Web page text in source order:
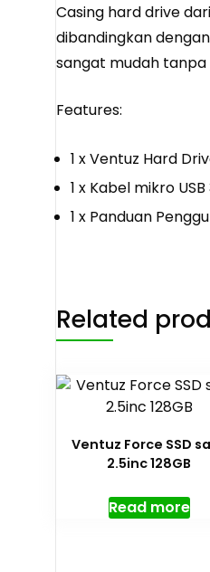
Casing hard drive
dibandingkan
sangat mudah
Features:
1 x Ventuz Hard
1 x Kabel mikro
1 x Panduan
Related
Ventuz Force SSD
2.5inc 128GB
Read more